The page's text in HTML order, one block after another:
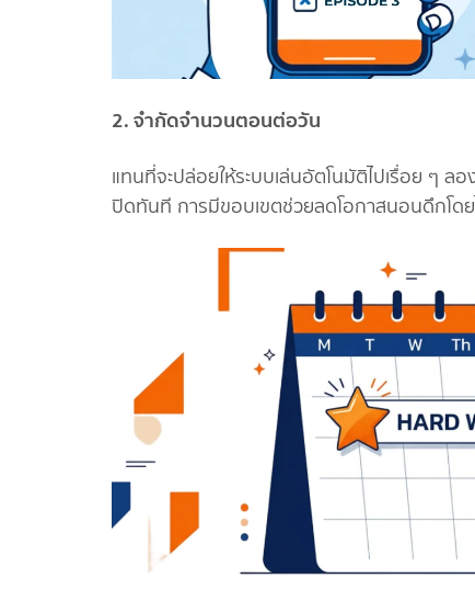
2. จำกัดจำนวนตอนต่อวัน
แทนที่จะปล่อยให้ระบบเล่นอัตโนมัติไปเรื่อย ๆ ล
ปิดทันที การมีขอบเขตช่วยลดโอกาสนอนดึกโด